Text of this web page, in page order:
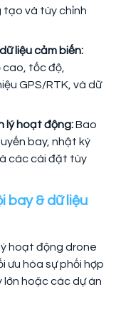
tạo và tùy chỉnh
liệu cảm biến:
tốc độ,
GPS/RTK, và dữ
lý hoạt động:Bao
bay, nhật ký
các cài đặt tùy
bay & dữ liệu
hoạt động drone
ưu hóa sự phối hợp
hoặc các dự án